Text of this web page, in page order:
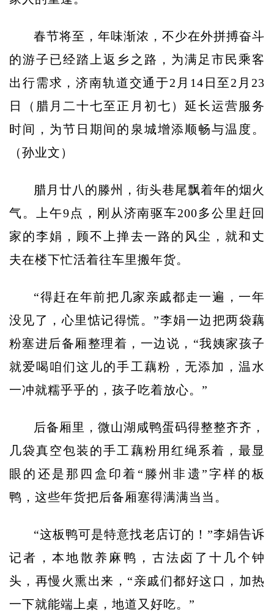
春节将至，年味渐浓，不少在外拼搏奋斗
的游子已经踏上返乡之路，为满足市民乘客
出行需求，济南轨道交通于2月14日至2月23
日（腊月二十七至正月初七）延长运营服务
时间，为节日期间的泉城增添顺畅与温度。
（孙业文）
腊月廿八的滕州，街头巷尾飘着年的烟火
气。上午9点，刚从济南驱车200多公里赶回
家的李娟，顾不上掸去一路的风尘，就和丈
夫在楼下忙活着往车里搬年货。
“得赶在年前把几家亲戚都走一遍，一年
没见了，心里惦记得慌。”李娟一边把两袋藕
粉塞进后备厢整理着，一边说，“我姨家孩子
就爱喝咱们这儿的手工藕粉，无添加，温水
一冲就糯乎乎的，孩子吃着放心。”
后备厢里，微山湖咸鸭蛋码得整整齐齐，
几袋真空包装的手工藕粉用红绳系着，最显
眼的还是那四盒印着“滕州非遗”字样的板
鸭，这些年货把后备厢塞得满满当当。
“这板鸭可是特意找老店订的！”李娟告诉
记者，本地散养麻鸭，古法卤了十几个钟
头，再慢火熏出来，“亲戚们都好这口，加热
一下就能端上桌，地道又好吃。”